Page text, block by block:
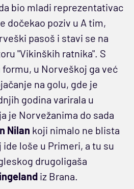
bio mladi reprezentativac
dočekao poziv u A tim,
pasoš i stavi se na
"Vikinških ratnika". S
u Norveškoj ga već
na golu, gde je
godina varirala u
je Norvežanima do sada
Nilan koji nimalo ne blista
loše u Primeri, a tu su
drugoligaša
iz Brana.